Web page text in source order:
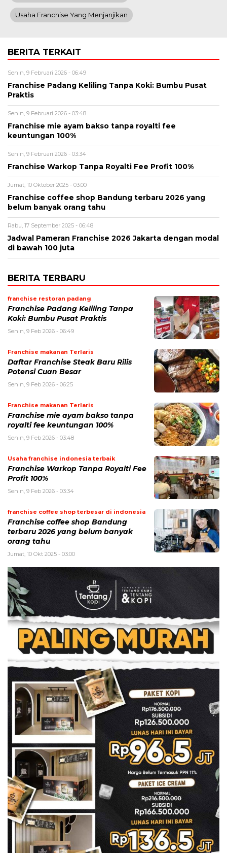
Usaha Franchise Yang Menjanjikan
BERITA TERKAIT
Senin, 9 Februari 2026 - 06:49
Franchise Padang Keliling Tanpa Koki: Bumbu Pusat
Praktis
Senin, 9 Februari 2026 - 03:48
Franchise mie ayam bakso tanpa royalti fee
keuntungan 100%
Senin, 9 Februari 2026 - 03:34
Franchise Warkop Tanpa Royalti Fee Profit 100%
Jumat, 10 Oktober 2025 - 03:00
Franchise coffee shop Bandung terbaru 2026 yang
belum banyak orang tahu
Rabu, 17 September 2025 - 06:48
Jadwal Pameran Franchise 2026 Jakarta dengan modal
di bawah 100 juta
BERITA TERBARU
franchise restoran padang
Franchise Padang Keliling Tanpa
Koki: Bumbu Pusat Praktis
Senin, 9 Feb 2026 - 06:49
Franchise makanan Terlaris
Daftar Franchise Steak Baru Rilis
Potensi Cuan Besar
Senin, 9 Feb 2026 - 06:25
Franchise makanan Terlaris
Franchise mie ayam bakso tanpa
royalti fee keuntungan 100%
Senin, 9 Feb 2026 - 03:48
Usaha franchise indonesia terbaik
Franchise Warkop Tanpa Royalti Fee
Profit 100%
Senin, 9 Feb 2026 - 03:34
franchise coffee shop terbesar di indonesia
Franchise coffee shop Bandung
terbaru 2026 yang belum banyak
orang tahu
Jumat, 10 Okt 2025 - 03:00